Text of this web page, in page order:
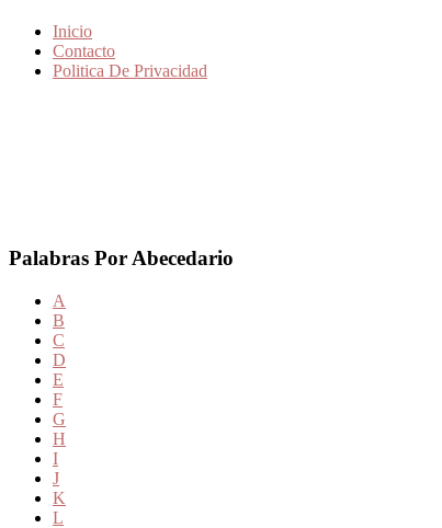
Inicio
Contacto
Politica De Privacidad
Palabras Por Abecedario
A
B
C
D
E
F
G
H
I
J
K
L